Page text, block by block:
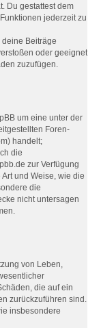
Du gestattest dem
jederzeit zu
deine Beiträge
oder geeignet
zuzufügen.
um eine unter der
Foren-
handelt;
die
zur Verfügung
und Weise, wie die
die
nicht untersagen
von Leben,
die auf ein
zurückzuführen sind.
insbesondere